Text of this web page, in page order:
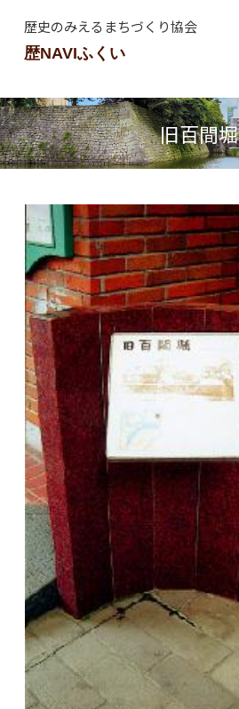
歴史のみえるまちづくり協会
歴NAVIふくい
旧百間堀